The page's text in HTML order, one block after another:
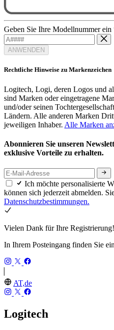
Geben Sie Ihre Modellnummer ein
ANWENDEN
Rechtliche Hinweise zu Markenzeichen
Logitech, Logi, deren Logos und
sind Marken oder eingetragene
und/oder seinen
Ländern. Alle anderen Marken
jeweiligen Inhaber. Alle Marken
Abonnieren Sie unseren
exklusive Vorteile zu erhalten.
Ich möchte personalisierte
können sich jederzeit abmelden.
Datenschutzbestimmungen.
Vielen Dank für Ihre Registrierung!
In Ihrem Posteingang finden Sie
AT,de
Logitech